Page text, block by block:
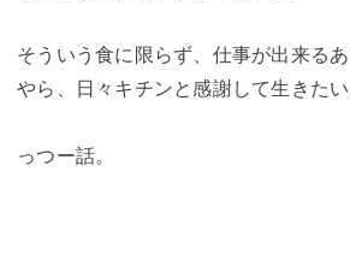
そういう食に限らず、仕事が出来る
やら、日々キチンと感謝して生きたい
っつー話。